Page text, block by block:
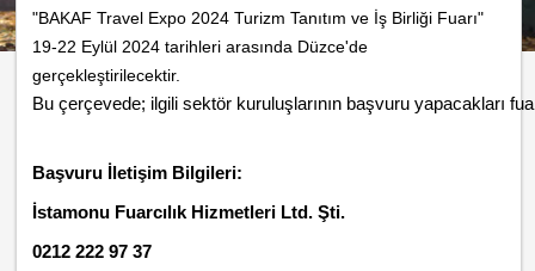
"BAKAF Travel Expo 2024 Turizm Tanıtım ve İş Birliği Fuarı"
19-22 Eylül 2024 tarihleri arasında Düzce'de
gerçekleştirilecektir.
Bu çerçevede; ilgili sektör kuruluşlarının başvuru yapacakları
Başvuru İletişim Bilgileri:
İstamonu Fuarcılık Hizmetleri Ltd. Şti.
0212 222 97 37